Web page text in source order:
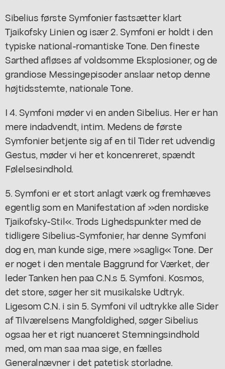
Sibelius første Symfonier fastsætter klart
Tjaikofsky Linien og især 2. Symfoni er holdt i den
typiske national-romantiske Tone. Den fineste
Sarthed afløses af voldsomme Eksplosioner, og de
grandiose Messingepisoder anslaar netop denne
højtidsstemte, nationale Tone.
I 4. Symfoni møder vi en anden Sibelius. Her er han
mere indadvendt, intim. Medens de første
Symfonier betjente sig af en til Tider ret udvendig
Gestus, møder vi her et koncenreret, spændt
Følelsesindhold.
5. Symfoni er et stort anlagt værk og fremhæves
egentlig som en Manifestation af »den nordiske
Tjaikofsky-Stil«. Trods Lighedspunkter med de
tidligere Sibelius-Symfonier, har denne Symfoni
dog en, man kunde sige, mere »saglig« Tone. Der
er noget i den mentale Baggrund for Værket, der
leder Tanken hen paa C.N.s 5. Symfoni. Kosmos,
det store, søger her sit musikalske Udtryk.
Ligesom C.N. i sin 5. Symfoni vil udtrykke alle Sider
af Tilværelsens Mangfoldighed, søger Sibelius
ogsaa her et rigt nuanceret Stemningsindhold
med, om man saa maa sige, en fælles
Generalnævner i det patetisk storladne.